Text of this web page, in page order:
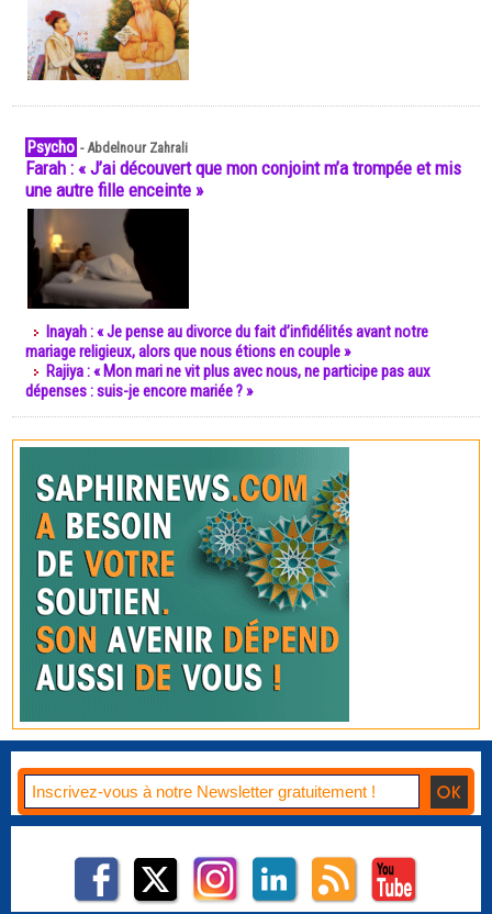
Psycho -Abdelnour Zahrali
Farah : « J’ai découvert que mon conjoint m’a trompée et mis
une autre fille enceinte »
Inayah : « Je pense au divorce du fait d’infidélités avant notre
mariage religieux, alors que nous étions en couple »
Rajiya : « Mon mari ne vit plus avec nous, ne participe pas aux
dépenses : suis-je encore mariée ? »